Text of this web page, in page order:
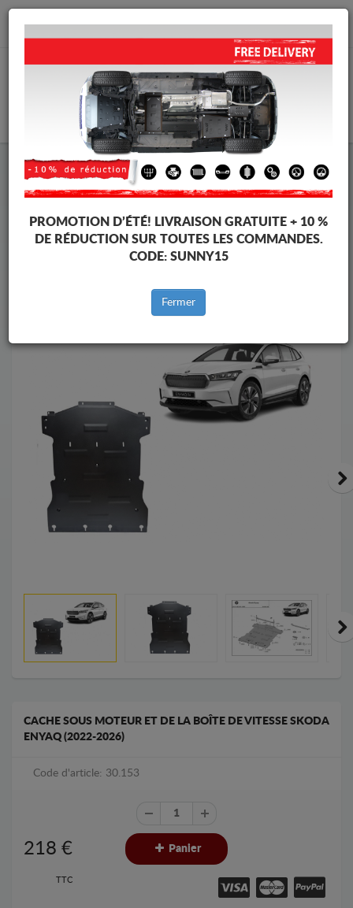
info@cachesousmoteur.fr
Cache Sous Moteur Skoda
Cache Sous Moteur Skoda Enyaq
Marques
CACHE SOUS MOTEUR ET DE LA BOÎTE DE VITESSE SKODA
ENYAQ (2022-2026)
Code d'article: 30.153
218 €
TTC
Panier
PROMOTION D’ÉTÉ! LIVRAISON GRATUITE + 10 %
DE RÉDUCTION SUR TOUTES LES COMMANDES.
CODE: SUNNY15
Fermer